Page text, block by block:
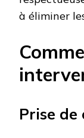
à éliminer
Prise